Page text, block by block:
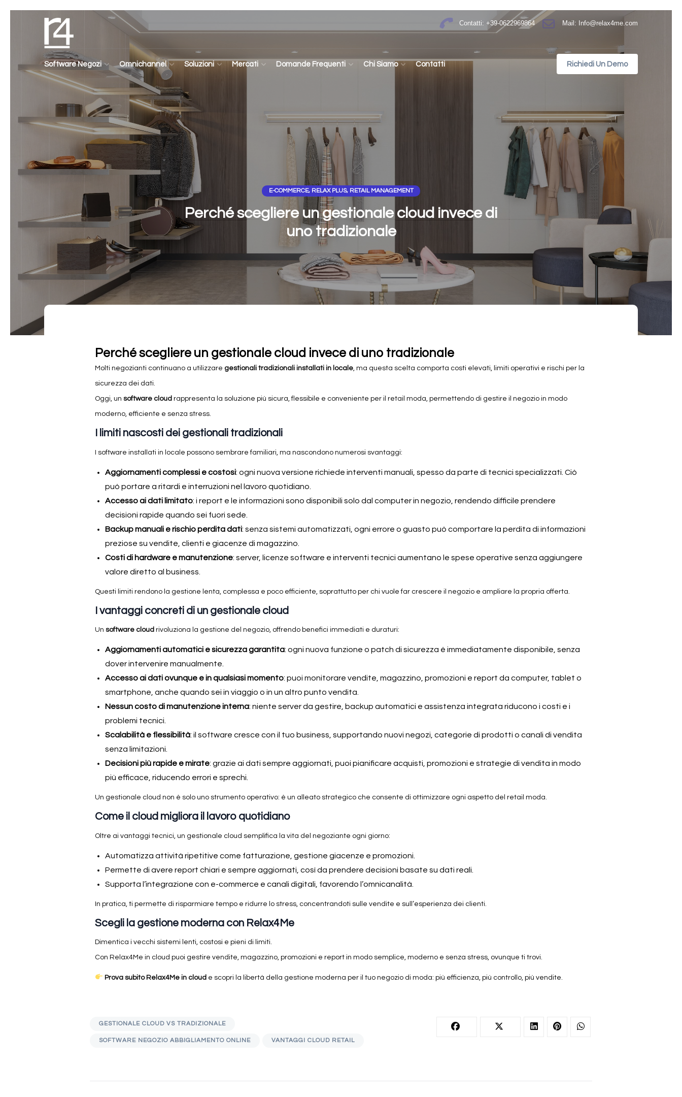
Contatti: +39-0622969864 Mail: Info@relax4me.com
Richiedi Un Demo
Software Negozi Omnichannel Soluzioni Mercati Domande Frequenti Chi Siamo Contatti
E-COMMERCE, RELAX PLUS, RETAIL MANAGEMENT
Perché scegliere un gestionale cloud invece di
uno tradizionale
Perché scegliere un gestionale cloud invece di uno tradizionale
Molti negozianti continuano a utilizzare gestionali tradizionali installati in locale, ma questa scelta comporta costi elevati, limiti operativi e rischi per la
sicurezza dei dati.
Oggi, un software cloud rappresenta la soluzione più sicura, flessibile e conveniente per il retail moda, permettendo di gestire il negozio in modo
moderno, efficiente e senza stress.
I limiti nascosti dei gestionali tradizionali
I software installati in locale possono sembrare familiari, ma nascondono numerosi svantaggi:
Aggiornamenti complessi e costosi: ogni nuova versione richiede interventi manuali, spesso da parte di tecnici specializzati. Ciò
può portare a ritardi e interruzioni nel lavoro quotidiano.
Accesso ai dati limitato: i report e le informazioni sono disponibili solo dal computer in negozio, rendendo difficile prendere
decisioni rapide quando sei fuori sede.
Backup manuali e rischio perdita dati: senza sistemi automatizzati, ogni errore o guasto può comportare la perdita di informazioni
preziose su vendite, clienti e giacenze di magazzino.
Costi di hardware e manutenzione: server, licenze software e interventi tecnici aumentano le spese operative senza aggiungere
valore diretto al business.
Questi limiti rendono la gestione lenta, complessa e poco efficiente, soprattutto per chi vuole far crescere il negozio e ampliare la propria offerta.
I vantaggi concreti di un gestionale cloud
Un software cloud rivoluziona la gestione del negozio, offrendo benefici immediati e duraturi:
Aggiornamenti automatici e sicurezza garantita: ogni nuova funzione o patch di sicurezza è immediatamente disponibile, senza
dover intervenire manualmente.
Accesso ai dati ovunque e in qualsiasi momento: puoi monitorare vendite, magazzino, promozioni e report da computer, tablet o
smartphone, anche quando sei in viaggio o in un altro punto vendita.
Nessun costo di manutenzione interna: niente server da gestire, backup automatici e assistenza integrata riducono i costi e i
problemi tecnici.
Scalabilità e flessibilità: il software cresce con il tuo business, supportando nuovi negozi, categorie di prodotti o canali di vendita
senza limitazioni.
Decisioni più rapide e mirate: grazie ai dati sempre aggiornati, puoi pianificare acquisti, promozioni e strategie di vendita in modo
più efficace, riducendo errori e sprechi.
Un gestionale cloud non è solo uno strumento operativo: è un alleato strategico che consente di ottimizzare ogni aspetto del retail moda.
Come il cloud migliora il lavoro quotidiano
Oltre ai vantaggi tecnici, un gestionale cloud semplifica la vita del negoziante ogni giorno:
Automatizza attività ripetitive come fatturazione, gestione giacenze e promozioni.
Permette di avere report chiari e sempre aggiornati, così da prendere decisioni basate su dati reali.
Supporta l’integrazione con e-commerce e canali digitali, favorendo l’omnicanalità.
In pratica, ti permette di risparmiare tempo e ridurre lo stress, concentrandoti sulle vendite e sull’esperienza dei clienti.
Scegli la gestione moderna con Relax4Me
Dimentica i vecchi sistemi lenti, costosi e pieni di limiti.
Con Relax4Me in cloud puoi gestire vendite, magazzino, promozioni e report in modo semplice, moderno e senza stress, ovunque ti trovi.
Prova subito Relax4Me in cloud e scopri la libertà della gestione moderna per il tuo negozio di moda: più efficienza, più controllo, più vendite.
GESTIONALE CLOUD VS TRADIZIONALE
SOFTWARE NEGOZIO ABBIGLIAMENTO ONLINE VANTAGGI CLOUD RETAIL